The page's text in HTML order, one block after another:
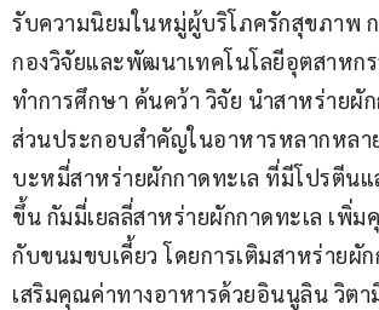
รับความนิยมในหมู่ผู้บริโภครักสุขภาพ
กองวิจัยและพัฒนาเทคโนโลยีอุตสาหกร
ทำการศึกษา ค้นคว้า วิจัย นำสาหร่ายผั
ส่วนประกอบสำคัญในอาหารหลากหลา
บะหมี่สาหร่ายผักกาดทะเล ที่มีโปรตีนแ
ขึ้น กัมมี่เยลลี่สาหร่ายผักกาดทะเล เพิ่
กับขนมขบเคี้ยว โดยการเติมสาหร่ายผั
เสริมคุณค่าทางอาหารด้วยอินนูลิน วิต